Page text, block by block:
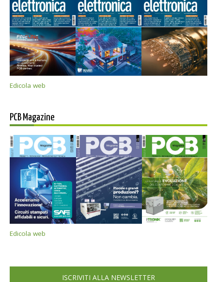
Edicola web
PCB Magazine
Edicola web
ISCRIVITI ALLA NEWSLETTER